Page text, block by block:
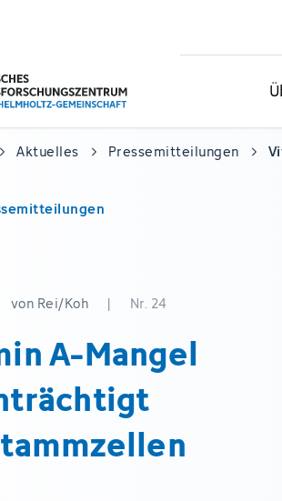
Aktuelles Pressemitteilungen
von Rei/Koh | Nr. 24
A-Mangel